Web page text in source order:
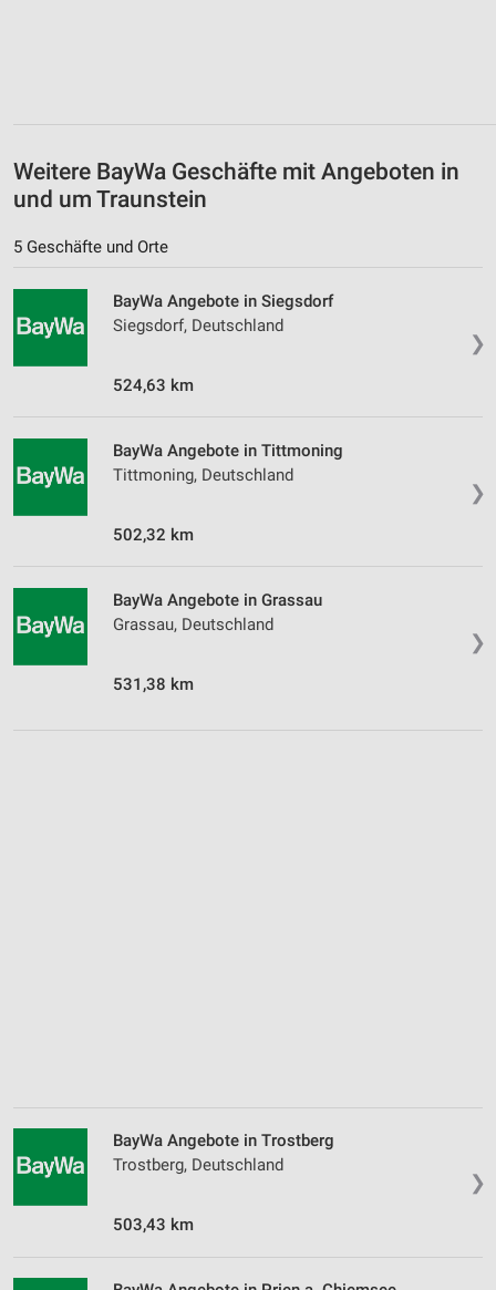
Weitere BayWa Geschäfte mit Angeboten in
und um Traunstein
5 Geschäfte und Orte
❯
BayWa Angebote in Siegsdorf
Siegsdorf, Deutschland
524,63 km
❯
BayWa Angebote in Tittmoning
Tittmoning, Deutschland
502,32 km
❯
BayWa Angebote in Grassau
Grassau, Deutschland
531,38 km
❯
BayWa Angebote in Trostberg
Trostberg, Deutschland
503,43 km